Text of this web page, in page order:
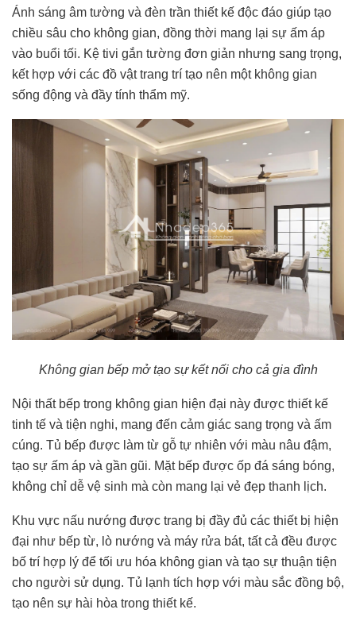
Ánh sáng âm tường và đèn trần thiết kế độc đáo giúp tạo
chiều sâu cho không gian, đồng thời mang lại sự ấm áp
vào buổi tối. Kệ tivi gắn tường đơn giản nhưng sang trọng,
kết hợp với các đồ vật trang trí tạo nên một không gian
sống động và đầy tính thẩm mỹ.
Không gian bếp mở tạo sự kết nối cho cả gia đình
Nội thất bếp trong không gian hiện đại này được thiết kế
tinh tế và tiện nghi, mang đến cảm giác sang trọng và ấm
cúng. Tủ bếp được làm từ gỗ tự nhiên với màu nâu đậm,
tạo sự ấm áp và gần gũi. Mặt bếp được ốp đá sáng bóng,
không chỉ dễ vệ sinh mà còn mang lại vẻ đẹp thanh lịch.
Khu vực nấu nướng được trang bị đầy đủ các thiết bị hiện
đại như bếp từ, lò nướng và máy rửa bát, tất cả đều được
bố trí hợp lý để tối ưu hóa không gian và tạo sự thuận tiện
cho người sử dụng. Tủ lạnh tích hợp với màu sắc đồng bộ,
tạo nên sự hài hòa trong thiết kế.